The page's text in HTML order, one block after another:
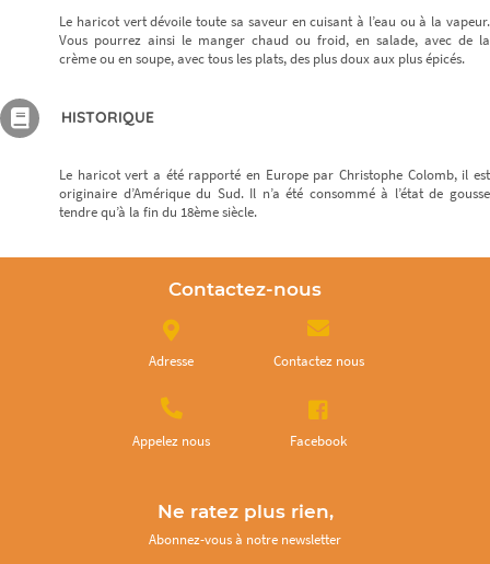
Le haricot vert dévoile toute sa saveur en cuisant à l’eau ou à la vapeur.
Vous pourrez ainsi le manger chaud ou froid, en salade, avec de la
crème ou en soupe, avec tous les plats, des plus doux aux plus épicés.
HISTORIQUE
Le haricot vert a été rapporté en Europe par Christophe Colomb, il est
originaire d’Amérique du Sud. Il n’a été consommé à l’état de gousse
tendre qu’à la fin du 18ème siècle.
Contactez-nous
Adresse Contactez nous
Appelez nous Facebook
Ne ratez plus rien,
Abonnez-vous à notre newsletter